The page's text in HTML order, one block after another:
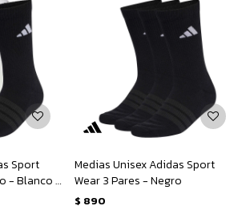
Sport
- Blanco -
Medias Unisex Adidas Sport
Wear 3 Pares - Negro
$ 890